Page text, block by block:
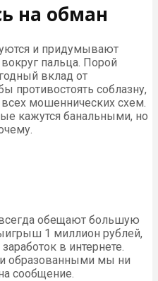
на обман
и придумывают
пальца. Порой
вклад от
противостоять соблазну,
мошеннических схем.
кажутся банальными, но
обещают большую
1 миллион рублей,
в интернете.
образованными мы ни
сообщение.